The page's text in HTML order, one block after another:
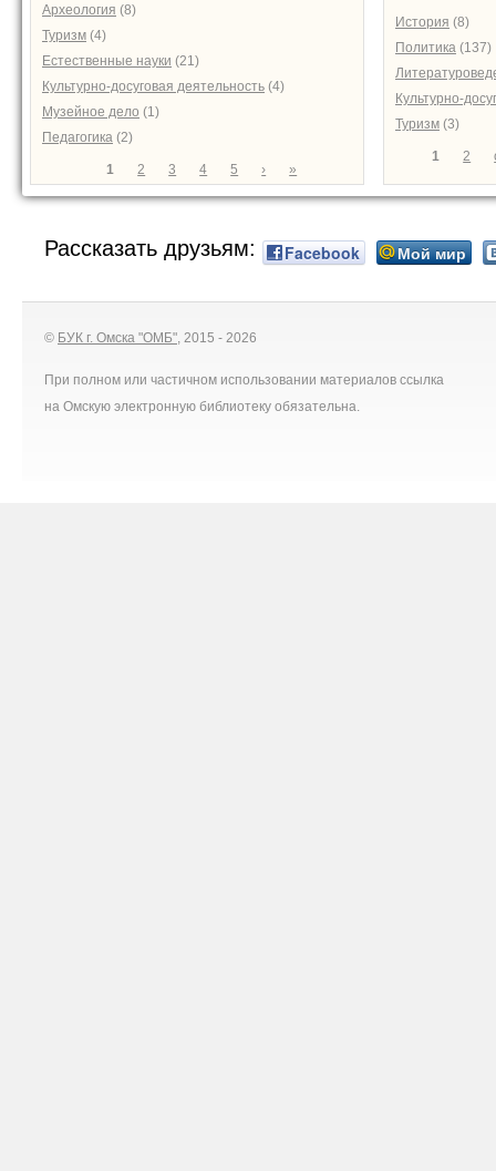
Археология (8)
Туризм (4)
Естественные науки (21)
Культурно-досуговая деятельность (4)
Музейное дело (1)
Педагогика (2)
Страницы
1 2 3 4 5 › »
История (8)
Политика (137)
Культурно-
Туризм (3)
1 2
Рассказать друзьям: Facebook Мой мир
© БУК г. Омска "ОМБ", 2015 - 2026
При полном или частичном использовании материалов ссылка
на Омскую электронную библиотеку обязательна.